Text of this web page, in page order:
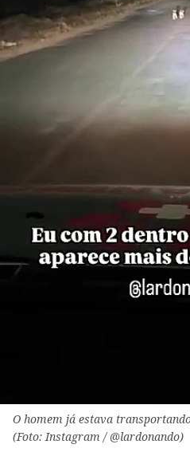
O homem já estava
(Foto: Instagram / @lardonando)